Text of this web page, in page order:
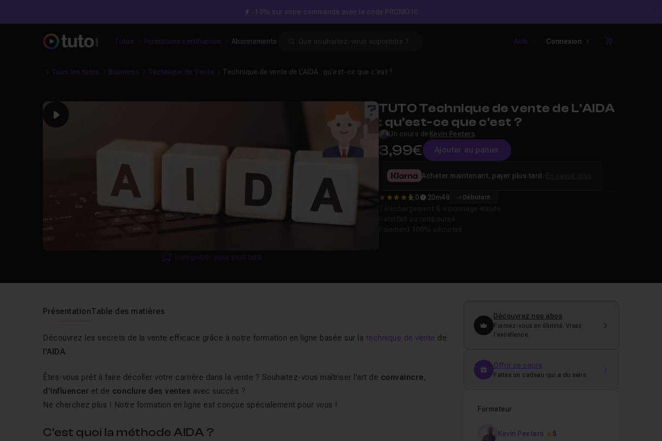
-10% sur votre commande avec le code PROMO10
Tutos Formations certifiantes Abonnements Aide Connexion
Panier
Tous les tutos Business Technique de Vente Technique de vente de L'AIDA : qu'est-ce que c'est ?
Play
Enregistrer pour plus tard
TUTO Technique de vente de L'AIDA
: qu'est-ce que c'est ?
Un cours de Kevin Peeters
3,99€ Ajouter au panier
5 5,0 20m48 Débutant
Acheter maintenant, payer plus tard.
PrésentationTable des matières
Découvrez les secrets de la vente efficace grâce à notre formation en ligne basée sur la technique de vente de
l'AIDA.
Êtes-vous prêt à faire décoller votre carrière dans la vente ? Souhaitez-vous maîtriser l'art de convaincre,
d'influencer et de conclure des ventes avec succès ?
Ne cherchez plus ! Notre formation en ligne est conçue spécialement pour vous !
C'est quoi la méthode AIDA ?
Découvrez nos abos
Formez-vous en illimité. Visez
l’excellence.
Offrir ce cours
Faites un cadeau qui a du sens.
Formateur
Kevin Peeters 5